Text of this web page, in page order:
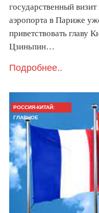
государственный
аэропорта в Париже
приветствовать главу
Цзиньпин…
Подробнее..
РОССИЯ-КИТАЙ:
ГЛАВНОЕ